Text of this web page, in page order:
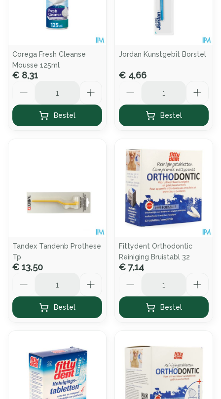
Corega Fresh Cleanse
Mousse 125ml
€ 8,31
Bestel
Jordan Kunstgebit Borstel
€ 4,66
Bestel
Tandex Tandenb Prothese
Tp
€ 13,50
Bestel
Fittydent Orthodontic
Reiniging Bruistabl 32
€ 7,14
Bestel